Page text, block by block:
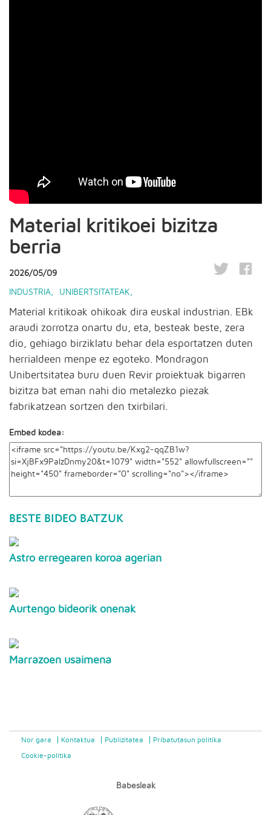
Material kritikoei bizitza
berria
2026/05/09
INDUSTRIA UNIBERTSITATEAK
Material kritikoak ohikoak dira euskal industrian. EBk
araudi zorrotza onartu du, eta, besteak beste, zera
dio, gehiago birziklatu behar dela esportatzen duten
herrialdeen menpe ez egoteko. Mondragon
Unibertsitatea buru duen Revir proiektuak bigarren
bizitza bat eman nahi dio metalezko piezak
fabrikatzean sortzen den txirbilari.
Embed kodea:
BESTE BIDEO BATZUK
Astro erregearen koroa agerian
Aurtengo bideorik onenak
Marrazoen usaimena
Nor gara Kontaktua Publizitatea Pribatutasun politika
Cookie-politika
Babesleak